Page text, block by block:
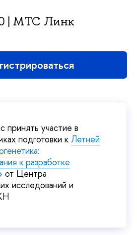
| МТС Линк
принять участие
подготовки к Летней
к разработке
от Центра
исследований и